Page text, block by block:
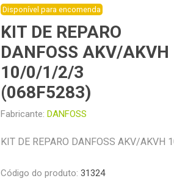
Disponível para encomenda
KIT DE REPARO
DANFOSS AKV/AKVH
10/0/1/2/3
(068F5283)
Fabricante: DANFOSS
KIT DE REPARO DANFOSS AKV/
Código do produto: 31324